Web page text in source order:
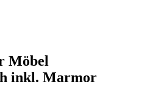
Möbel
inkl. Marmor